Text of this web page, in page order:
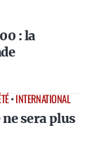
: la
•INTERNATIONAL
sera plus